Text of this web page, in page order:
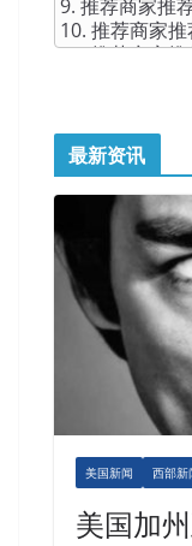
最新资讯
美国新闻 西部新
美国加